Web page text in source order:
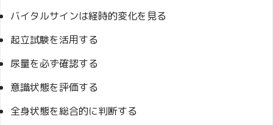
バイタルサインは経時的変化を見る
起立試験を活用する
尿量を必ず確認する
意識状態を評価する
全身状態を総合的に判断する